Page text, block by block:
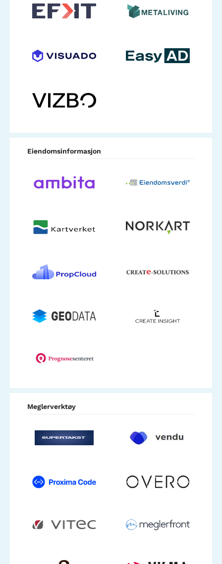
Eiendomsinformasjon
Meglerverktøy